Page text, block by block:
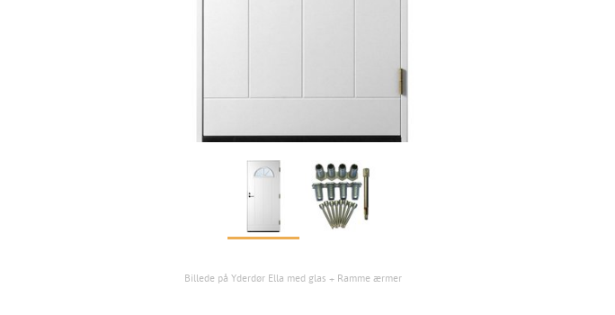
Billede på Yderdør Ella med glas + Ramme ærmer